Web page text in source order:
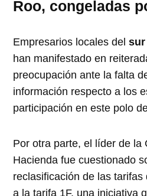
Roo, congeladas
Empresarios locales delsur
han manifestado en
preocupación ante la falta
información respecto a los
participación en este polo
Por otra parte, el líder de la
Hacienda fue cuestionado
reclasificación de las
a la tarifa 1F, una iniciativa